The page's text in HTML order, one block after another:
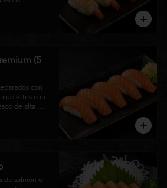
y sabor natural
(5
con
cubiertos con
de alta
destaca por su
de salmón o